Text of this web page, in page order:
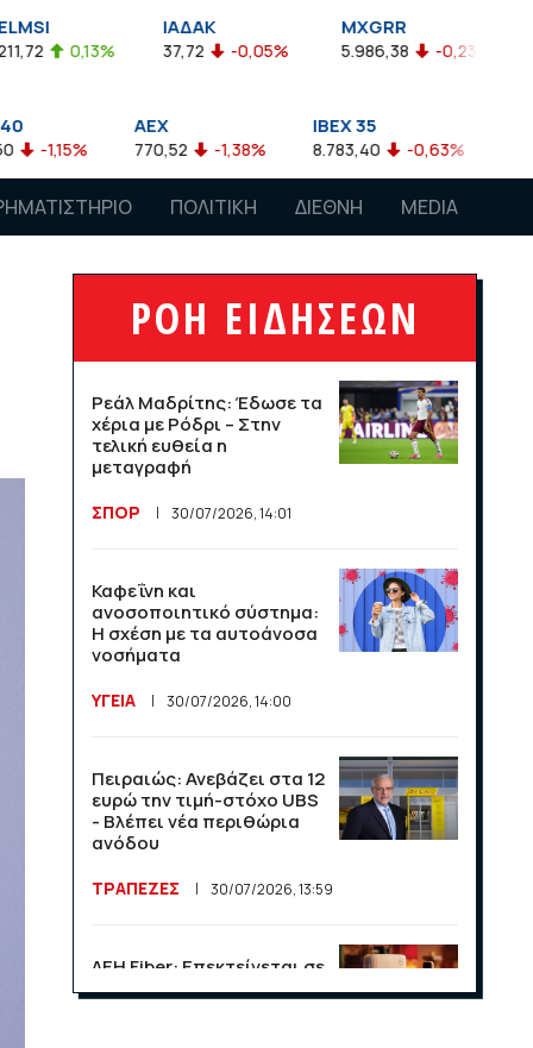
37,72 -0,05% 5.986,38 -0,23% 2.924,61
770,52 -1,38% 8.783,40 -0,63% 4.007,68
ΠΟΛΙΤΙΚΗ ΔΙΕΘΝΗ MEDIA
ΡΟΗ ΕΙΔΗΣΕΩΝ
Ρεάλ Μαδρίτης: Έδωσε τα
χέρια με Ρόδρι – Στην
τελική ευθεία η
μεταγραφή
ΣΠΟΡ 30/07/2026, 14:01
Καφεΐνη και
ανοσοποιητικό σύστημα:
Η σχέση με τα αυτοάνοσα
νοσήματα
ΥΓΕΙΑ 30/07/2026, 14:00
Πειραιώς: Ανεβάζει στα 12
ευρώ την τιμή-στόχο UBS
- Βλέπει νέα περιθώρια
ανόδου
ΤΡΑΠΕΖΕΣ 30/07/2026, 13:59
ΔΕΗ Fiber: Επεκτείνεται σε
15 νέες περιοχές σε Αττική